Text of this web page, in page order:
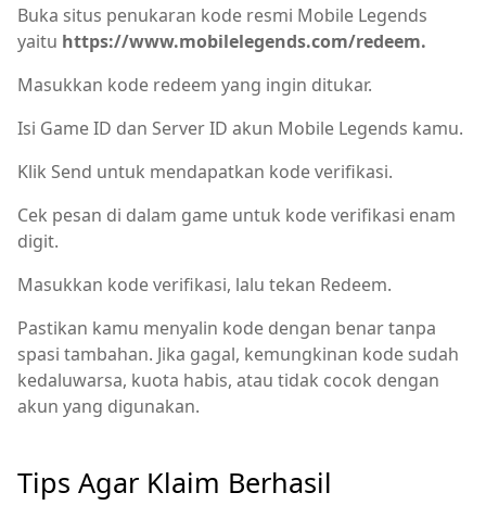
Buka situs penukaran kode resmi Mobile Legends
yaitu https://www.mobilelegends.com/redeem.
Masukkan kode redeem yang ingin ditukar.
Isi Game ID dan Server ID akun Mobile Legends kamu.
Klik Send untuk mendapatkan kode verifikasi.
Cek pesan di dalam game untuk kode verifikasi enam
digit.
Masukkan kode verifikasi, lalu tekan Redeem.
Pastikan kamu menyalin kode dengan benar tanpa
spasi tambahan. Jika gagal, kemungkinan kode sudah
kedaluwarsa, kuota habis, atau tidak cocok dengan
akun yang digunakan.
Tips Agar Klaim Berhasil